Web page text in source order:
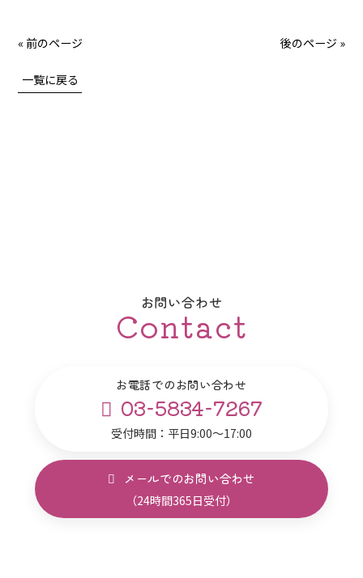
« 前のページ 後のページ »
一覧に戻る
お問い合わせ
Contact
お電話でのお問い合わせ
03-5834-7267
受付時間：平日9:00～17:00
メールでのお問い合わせ
（24時間365日受付）